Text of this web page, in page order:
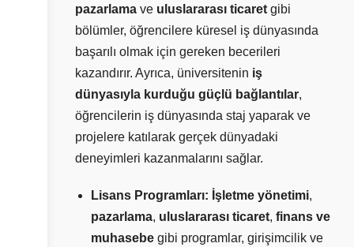
pazarlama ve uluslararası ticaret gibi
bölümler, öğrencilere küresel iş dünyasında
başarılı olmak için gereken becerileri
kazandırır. Ayrıca, üniversitenin iş
dünyasıyla kurduğu güçlü bağlantılar,
öğrencilerin iş dünyasında staj yaparak ve
projelere katılarak gerçek dünyadaki
deneyimleri kazanmalarını sağlar.
Lisans Programları: İşletme yönetimi,
pazarlama, uluslararası ticaret, finans ve
muhasebe gibi programlar, girişimcilik ve